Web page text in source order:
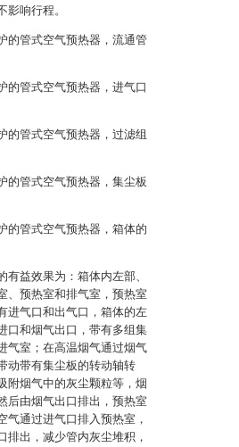
影响行程。
的管式空气预热器，流通管
的管式空气预热器，进气口
的管式空气预热器，过滤组
的管式空气预热器，集尘板
的管式空气预热器，箱体的
益效果为：箱体内左部、
、预热室和排气室，预热室
进气口和出气口，箱体的左
口和烟气出口，带有多组集
气室；在高温烟气通过烟气
动带有集尘板的转动轴转
附烟气中的灰尘颗粒等，烟
后由烟气出口排出，预热室
气通过进气口排入预热室，
排出，减少管内灰尘堆积，